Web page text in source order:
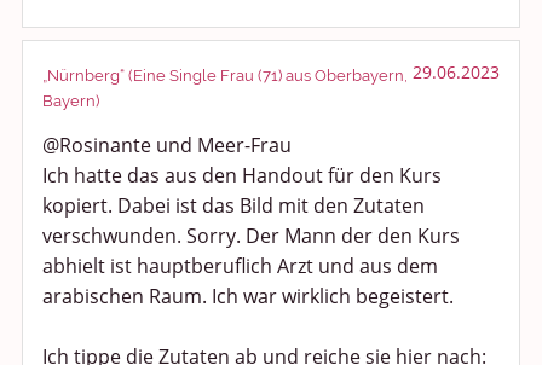
„Nürnberg“ (Eine Single Frau (71) aus Oberbayern,
Bayern)
29.06.2023
@Rosinante und Meer-Frau
Ich hatte das aus den Handout für den Kurs
kopiert. Dabei ist das Bild mit den Zutaten
verschwunden. Sorry. Der Mann der den Kurs
abhielt ist hauptberuflich Arzt und aus dem
arabischen Raum. Ich war wirklich begeistert.
Ich tippe die Zutaten ab und reiche sie hier nach: